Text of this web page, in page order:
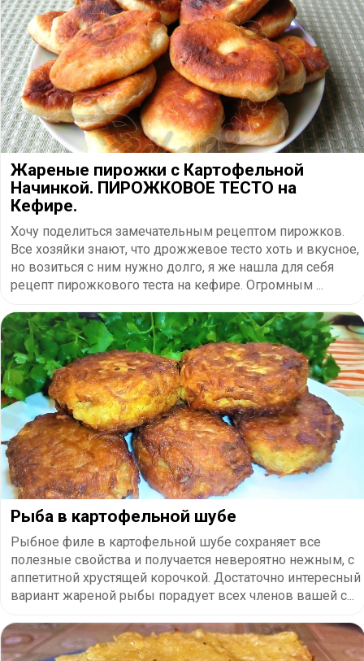
Жареные пирожки с Картофельной
Начинкой. ПИРОЖКОВОЕ ТЕСТО на
Кефире.
Хочу поделиться замечательным рецептом пирожков.
Все хозяйки знают, что дрожжевое тесто хоть и вкусное,
но возиться с ним нужно долго, я же нашла для себя
рецепт пирожкового теста на кефире. Огромным ...
Рыба в картофельной шубе
Рыбное филе в картофельной шубе сохраняет все
полезные свойства и получается невероятно нежным, с
аппетитной хрустящей корочкой. Достаточно интересный
вариант жареной рыбы порадует всех членов вашей с...